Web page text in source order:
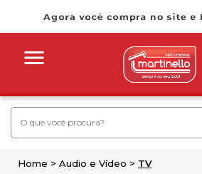
Home Audio e Vídeo TV